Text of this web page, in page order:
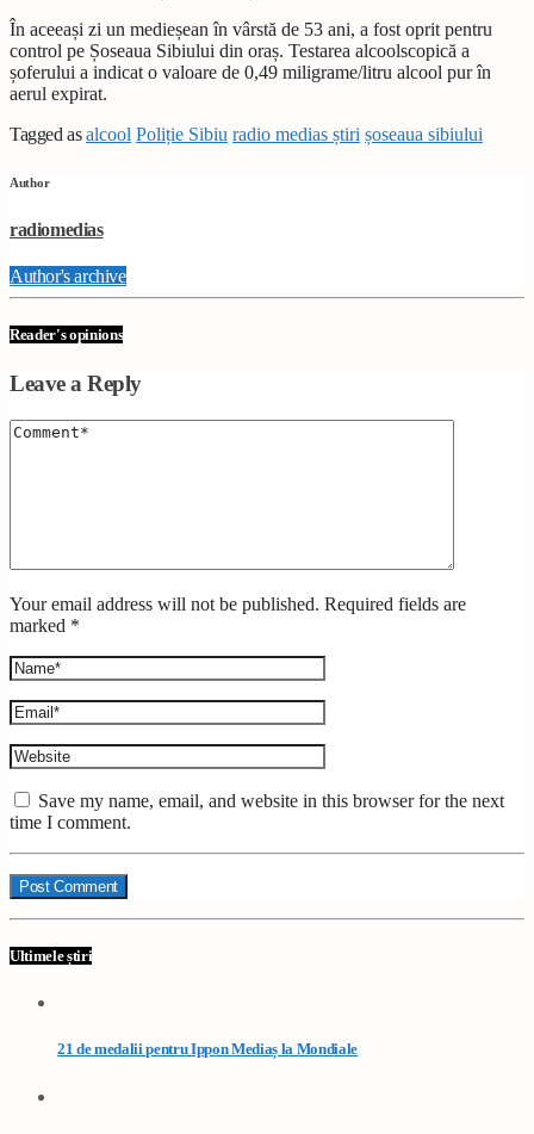
În aceeași zi un medieșean în vârstă de 53 ani, a fost oprit pentru
control pe Șoseaua Sibiului din oraș. Testarea alcoolscopică a
șoferului a indicat o valoare de 0,49 miligrame/litru alcool pur în
aerul expirat.
Tagged asalcool Poliție Sibiu radio medias știri șoseaua sibiului
Author
radiomedias
Author's archive
Reader's opinions
Leave a Reply
Your email address will not be published. Required fields are
marked *
Save my name, email, and website in this browser for the next
time I comment.
Ultimele știri
21 de medalii pentru Ippon Mediaș la Mondiale